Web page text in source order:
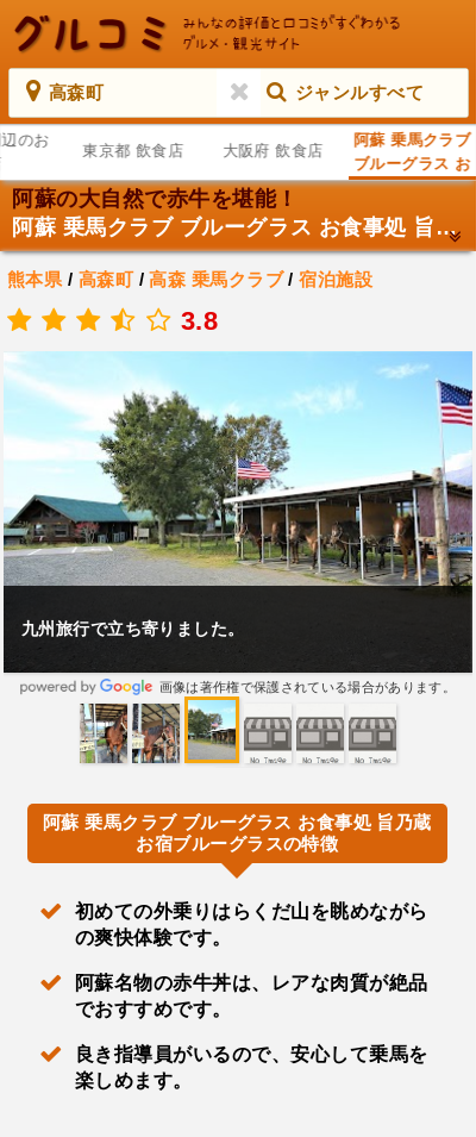
高森町 ジャンルすべて
のお
東京都 飲食店 大阪府 飲食店
阿蘇 乗馬クラブ
ブルーグラス お
食事処 旨乃蔵 お
宿ブルーグラス
阿蘇の大自然で赤牛を堪能！
阿蘇 乗馬クラブ ブルーグラス お食事処 旨乃蔵 お宿ブルーグラス
熊本県 / 高森町/高森 乗馬クラブ/宿泊施設
3.8
九州旅行で立ち寄りました。
画像は著作権で保護されている場合があります。
阿蘇 乗馬クラブ ブルーグラス お食事処 旨乃蔵
お宿ブルーグラスの特徴
初めての外乗りはらくだ山を眺めながら
の爽快体験です。
阿蘇名物の赤牛丼は、レアな肉質が絶品
でおすすめです。
良き指導員がいるので、安心して乗馬を
楽しめます。